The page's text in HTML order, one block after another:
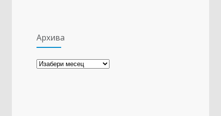
Архива
Архива